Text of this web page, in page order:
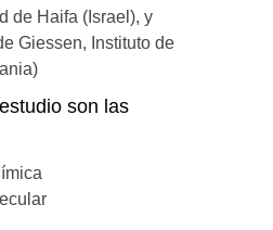
de Haifa (Israel), y
Giessen, Instituto de
son las